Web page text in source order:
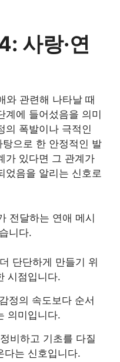
사랑·연
와 관련해 나타날 때
계에 들어섰음을 의미
의 폭발이나 극적인
으로 한 안정적인 발
가 있다면 그 관계가
었음을 알리는 신호로
전달하는 연애 메시
니다.
단단하게 만들기 위
시점입니다.
정의 속도보다 순서
의미입니다.
비하고 기초를 다질
다는 신호입니다.